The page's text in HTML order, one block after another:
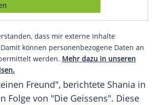
dass mir externe Inhalte
können personenbezogene Daten an
werden. Mehr dazu in unseren
Freund", berichtete Shania in
Folge von "Die Geissens". Diese